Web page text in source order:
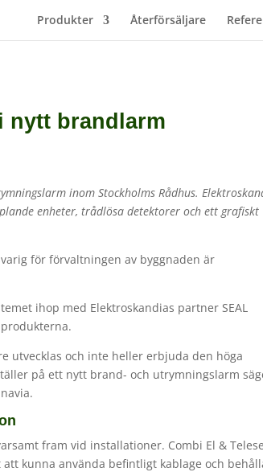
Produkter Återförsäljare
nytt brandlarm
inom Stockholms Rådhus.
enheter, trådlösa detektorer och ett grafiskt
för förvaltningen av byggnaden är
ihop med Elektro­skandias partner SEAL
utvecklas och inte heller erbjuda den höga
på ett nytt brand- och utrymnings­larm
fram vid installa­tioner. Combi El &
kunna använda befintligt kablage och